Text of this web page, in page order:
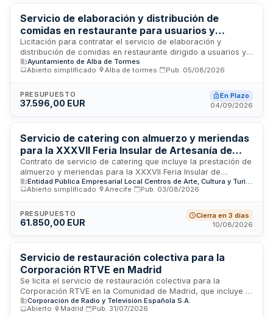
adaptadas a las necesidades nutricionales e intolerancias de
los alumnos.
Servicio de elaboración y distribución de
comidas en restaurante para usuarios y
personal del Centro Ocupacional Reina Sofía
Licitación para contratar el servicio de elaboración y
distribución de comidas en restaurante dirigido a usuarios y
personal del Centro Ocupacional Reina Sofía durante el
período 2026-2027. El servicio se prestará en el municipio de
suministro de menús diarios en las instalaciones del centro
ocupacional. La duración inicial es de un año, con posibilidad
Ayuntamiento de Alba de Tormes
Abierto simplificado
Alba de tormes Pub. 05/08/2026
PRESUPUESTO
37.596,00 EUR
En Plazo
04/09/2026
Servicio de catering con almuerzo y meriendas
para la XXXVII Feria Insular de Artesanía de
Lanzarote
Contrato de servicio de catering que incluye la prestación de
almuerzo y meriendas para la XXXVII Feria Insular de
Artesanía de Lanzarote en el año 2026. El servicio es licitado
por los Centros de Arte, Cultura y Turismo de Lanzarote. La
relación calidad-precio, considerando aspectos económicos
y técnicos previamente ponderados. El contratista deberá
manipulación de alimentos, así como con las condiciones
especiales de ejecución establecidas en el pliego.
Abierto simplificado
Arrecife Pub. 03/08/2026
PRESUPUESTO
61.850,00 EUR
Cierra en 3 días
10/08/2026
Servicio de restauración colectiva para la
Corporación RTVE en Madrid
Se licita el servicio de restauración colectiva para la
Corporación RTVE en la Comunidad de Madrid, que incluye la
gestión integral de comedor colectivo, cafetería, máquinas
expendedoras y servicios especiales de restauración en las
Corporación de Radio y Televisión Española S.A.
Abierto
Madrid Pub. 31/07/2026